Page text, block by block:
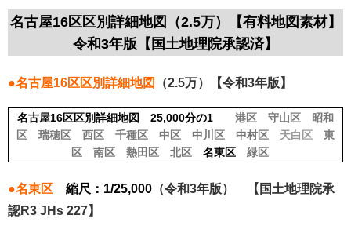
名古屋16区区別詳細地図（2.5万）【有料地図素材】
令和3年版【国土地理院承認済】
●名古屋16区区別詳細地図 （2.5万）【令和3年版】
名古屋16区区別詳細地図 25,000分の1 港区 守山区
昭和
区
瑞穂区 西区 千種区 中区 中川区 中村区 天白区
東
区
南区 熱田区 北区 名東区 緑区
●名東区 縮尺：1/25,000 （令和3年版） 【国土地理院承
認R3 JHs 227】